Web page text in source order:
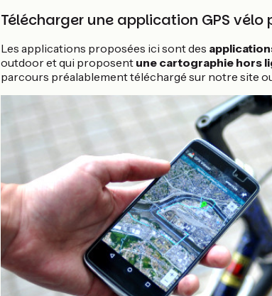
Télécharger une application GPS
Les applications proposées ici sont des
outdooret qui proposent une cartographie hors
parcours préalablement téléchargé sur notre site